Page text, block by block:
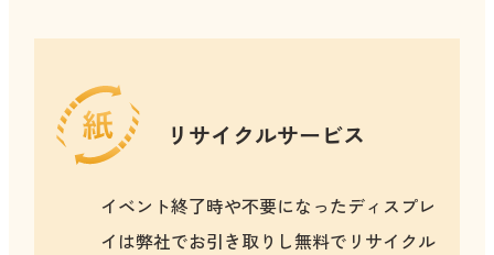
リサイクルサービス
イベント終了時や不要になったディスプレ
イは弊社でお引き取りし無料でリサイクル